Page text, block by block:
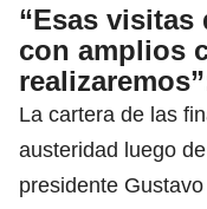
“Esas visitas
con amplios
La cartera de las
austeridad luego
presidente